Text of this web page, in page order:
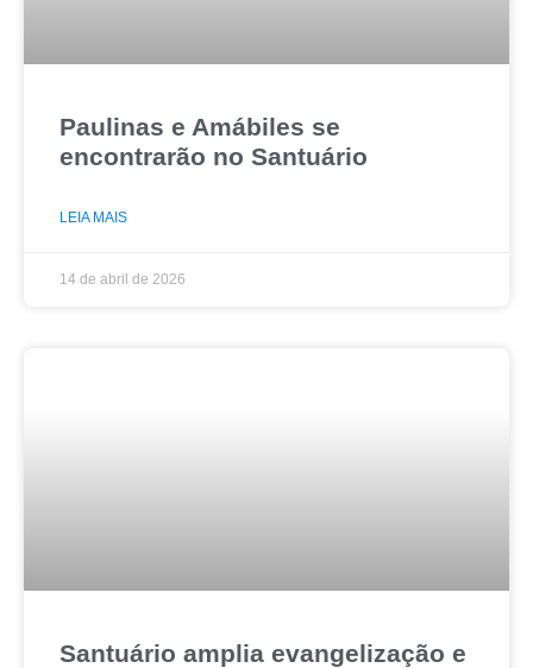
Paulinas e Amábiles se
encontrarão no Santuário
LEIA MAIS
14 de abril de 2026
Santuário amplia evangelização e